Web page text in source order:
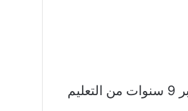
يشكّل الصف السابع جزءًا من مرحلة التعليم الأساسي الذي يمتد عبر 9 سنوات من التعليم